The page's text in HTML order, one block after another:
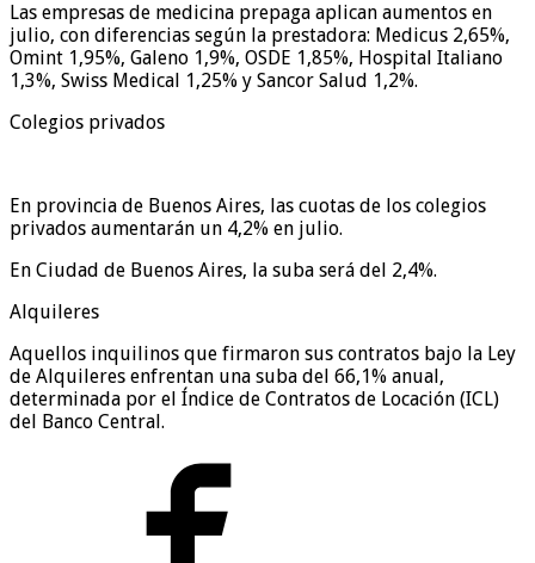
Las empresas de medicina prepaga aplican aumentos en
julio, con diferencias según la prestadora: Medicus 2,65%,
Omint 1,95%, Galeno 1,9%, OSDE 1,85%, Hospital Italiano
1,3%, Swiss Medical 1,25% y Sancor Salud 1,2%.
Colegios privados
En provincia de Buenos Aires, las cuotas de los colegios
privados aumentarán un 4,2% en julio.
En Ciudad de Buenos Aires, la suba será del 2,4%.
Alquileres
Aquellos inquilinos que firmaron sus contratos bajo la Ley
de Alquileres enfrentan una suba del 66,1% anual,
determinada por el Índice de Contratos de Locación (ICL)
del Banco Central.